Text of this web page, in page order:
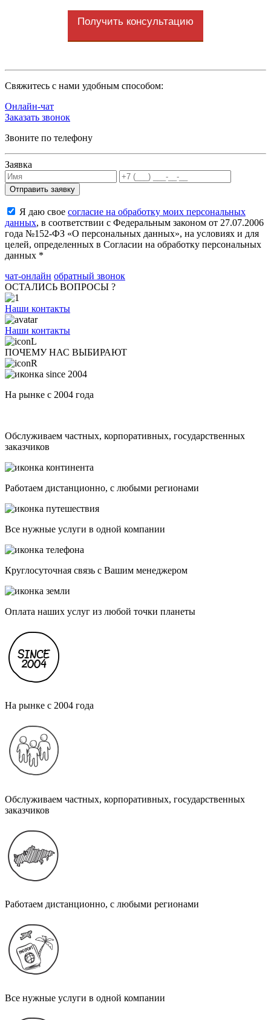
Получить консультацию
Cвяжитесь с нами удобным способом:
Онлайн-чат
Заказать звонок
Звоните по телефону
Заявка
Я даю свое согласие на обработку моих персональных
данных, в соответствии с Федеральным законом от 27.07.2006
года №152-ФЗ «О персональных данных», на условиях и для
целей, определенных в Согласии на обработку персональных
данных *
чат-онлайн обратный звонок
ОСТАЛИСЬ ВОПРОСЫ ?
Наши контакты
Наши контакты
ПОЧЕМУ НАС ВЫБИРАЮТ
На рынке с 2004 года
Обслуживаем частных, корпоративных, государственных
заказчиков
Работаем дистанционно, с любыми регионами
Все нужные услуги в одной компании
Круглосуточная связь с Вашим менеджером
Оплата наших услуг из любой точки планеты
На рынке с 2004 года
Обслуживаем частных, корпоративных, государственных
заказчиков
Работаем дистанционно, с любыми регионами
Все нужные услуги в одной компании